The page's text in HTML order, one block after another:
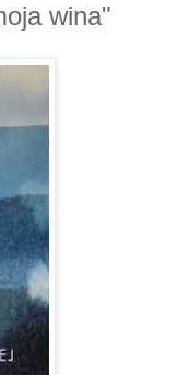
wina"